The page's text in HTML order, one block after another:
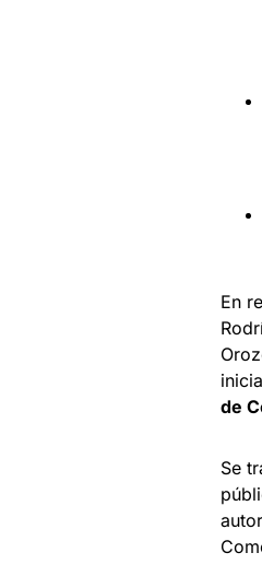
En
de
Se